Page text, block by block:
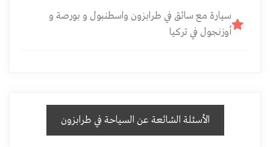
سيارة مع سائق في طرابزون واسطنبول و بورصة و
أوزنجول في تركيا
الأسئلة الشائعة عن السياحة في طرابزون